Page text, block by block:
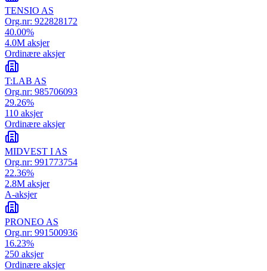
TENSIO AS
Org.nr: 922828172
40.00%
4.0M aksjer
Ordinære aksjer
T:LAB AS
Org.nr: 985706093
29.26%
110 aksjer
Ordinære aksjer
MIDVEST I AS
Org.nr: 991773754
22.36%
2.8M aksjer
A-aksjer
PRONEO AS
Org.nr: 991500936
16.23%
250 aksjer
Ordinære aksjer